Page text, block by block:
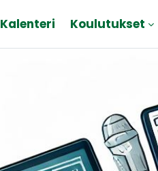
Kalenteri Koulutukset